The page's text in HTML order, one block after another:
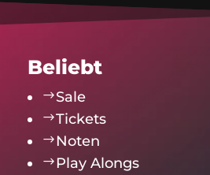
Beliebt
$Sale
$Tickets
$ Noten
$Play Alongs